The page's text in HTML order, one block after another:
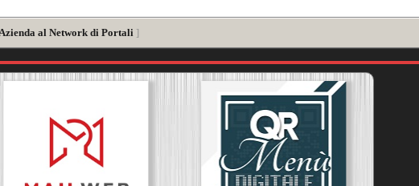
al Network di Portali ]